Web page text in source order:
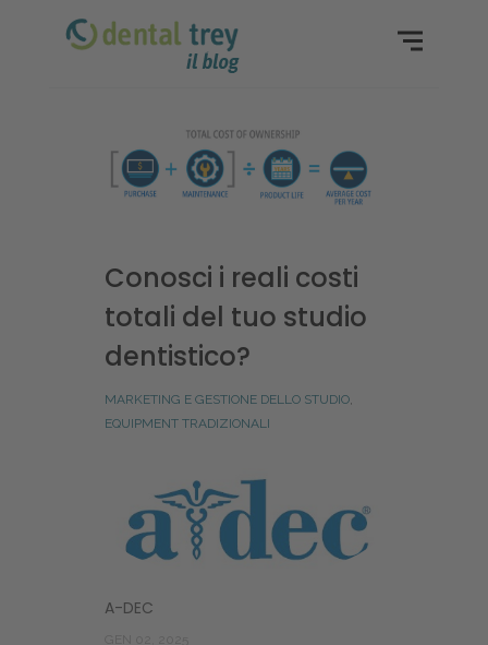
Conosci i reali costi
totali del tuo studio
dentistico?
MARKETING E GESTIONE DELLO STUDIO,
EQUIPMENT TRADIZIONALI
A-DEC